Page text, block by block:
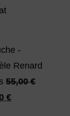
-
Renard
55,00€
€Le